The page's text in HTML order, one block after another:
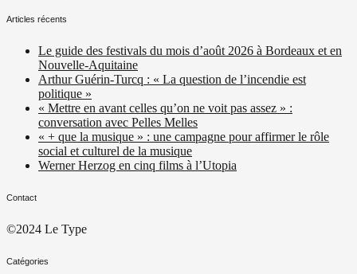
Articles récents
Le guide des festivals du mois d’août 2026 à Bordeaux et en
Nouvelle-Aquitaine
Arthur Guérin-Turcq : « La question de l’incendie est
politique »
« Mettre en avant celles qu’on ne voit pas assez » :
conversation avec Pelles Melles
« + que la musique » : une campagne pour affirmer le rôle
social et culturel de la musique
Werner Herzog en cinq films à l’Utopia
Contact
©2024 Le Type
Catégories